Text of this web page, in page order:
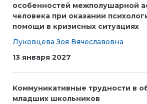
особенностей межполушарной
человека при оказании
помощи в кризисных ситуациях
Луковцева Зоя Вячеславовна
13 января 2027
Коммуникативные трудности в
младших школьников